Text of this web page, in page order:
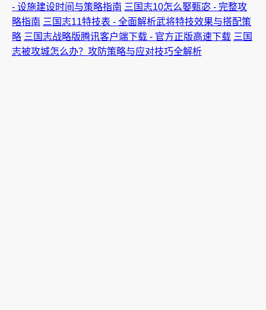
- 设施建设时间与策略指南 三国志10怎么娶甄宓 - 完整攻
略指南 三国志11特技表 - 全面解析武将特技效果与搭配策
略 三国志战略版腾讯客户端下载 - 官方正版高速下载 三国
志被攻城怎么办？攻防策略与应对技巧全解析